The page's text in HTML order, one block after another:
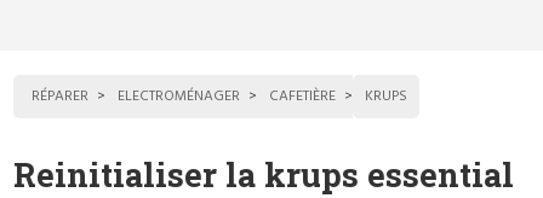
RÉPARER ELECTROMÉNAGER CAFETIÈRE KRUPS
Reinitialiser la krups essential